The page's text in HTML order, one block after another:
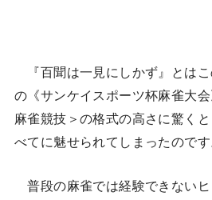
『百聞は一見にしかず』とはこ
の《サンケイスポーツ杯麻雀大
麻雀競技＞の格式の高さに驚く
べてに魅せられてしまったのです
普段の麻雀では経験できない